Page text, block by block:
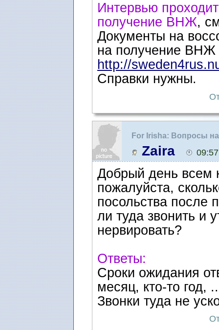
Интервью
получение ВНЖ,
Документы на
на получение ВНЖ
http://
Справки нужны.
For Irisha: Вопросы
ожидания интервью
Zaira 09:57
Добрый день всем
пожалуйста,
посольства после
ли туда звонить и
нервировать?
Ответы:
Сроки ожидания
месяц, кто-то год,
Звонки туда не